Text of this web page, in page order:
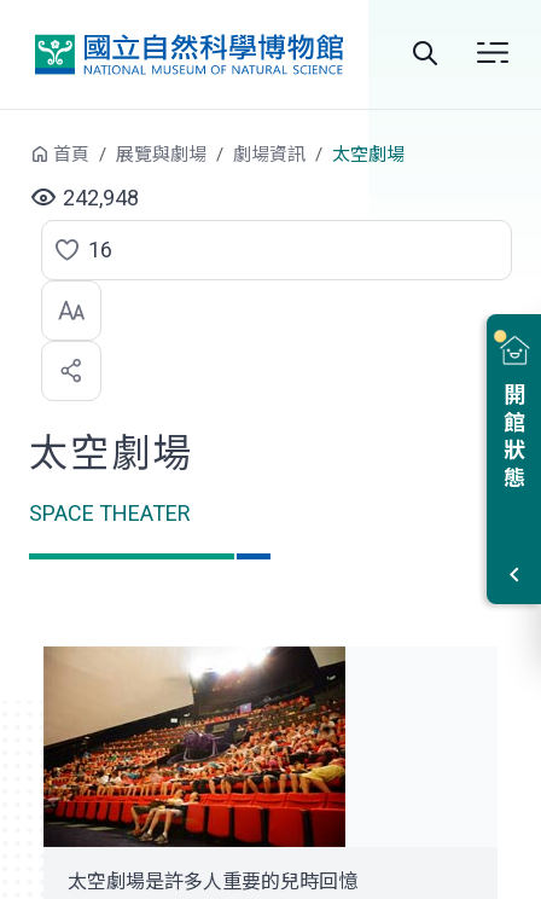
尋
開館狀態
首頁 展覽與劇場 劇場資訊 太空劇場
242,948
點
選
喜
歡
16
太空劇場
SPACE THEATER
太空劇場是許多人重要的兒時回憶